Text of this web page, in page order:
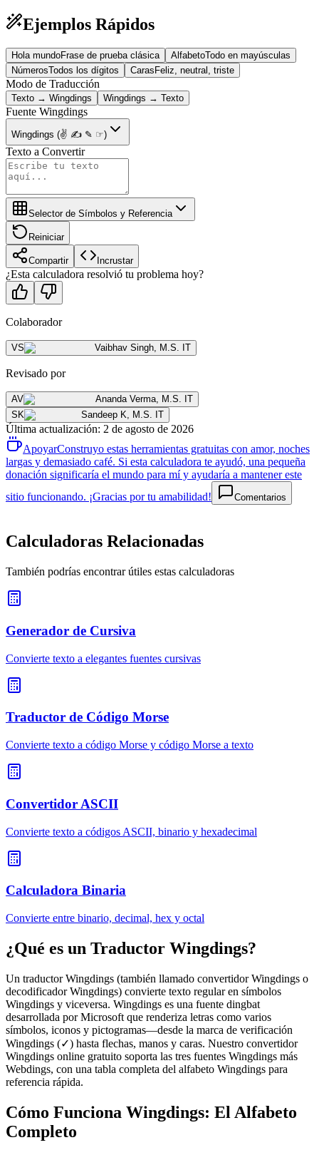
Ejemplos Rápidos
Hola mundoFrase de prueba clásica AlfabetoTodo en mayúsculas
NúmerosTodos los dígitos Caras Feliz, neutral, triste
Modo de Traducción
Texto → Wingdings Wingdings → Texto
Fuente Wingdings
Wingdings (✌ ✍ ✎ ☞)
Texto a Convertir
Selector de Símbolos y Referencia
Reiniciar
Compartir Incrustar
¿Esta calculadora resolvió tu problema hoy?
Colaborador
VS Vaibhav Singh, M.S. IT
Revisado por
AV Ananda Verma, M.S. IT
SK
Sandeep K, M.S. IT
Última actualización: 2 de agosto de 2026
ApoyarConstruyo estas herramientas gratuitas con amor, noches
largas y demasiado café. Si esta calculadora te ayudó, una pequeña
donación significaría el mundo para mí y ayudaría a mantener este
sitio funcionando. ¡Gracias por tu amabilidad!
Comentarios
Calculadoras Relacionadas
También podrías encontrar útiles estas calculadoras
Generador de Cursiva
Convierte texto a elegantes fuentes cursivas
Traductor de Código Morse
Convierte texto a código Morse y código Morse a texto
Convertidor ASCII
Convierte texto a códigos ASCII, binario y hexadecimal
Calculadora Binaria
Convierte entre binario, decimal, hex y octal
¿Qué es un Traductor Wingdings?
Un traductor Wingdings (también llamado convertidor Wingdings o
decodificador Wingdings) convierte texto regular en símbolos
Wingdings y viceversa. Wingdings es una fuente dingbat
desarrollada por Microsoft que renderiza letras como varios
símbolos, iconos y pictogramas—desde la marca de verificación
Wingdings (✓) hasta flechas, manos y caras. Nuestro convertidor
Wingdings online gratuito soporta las tres fuentes Wingdings más
Webdings, con una tabla completa del alfabeto Wingdings para
referencia rápida.
Cómo Funciona Wingdings: El Alfabeto
Completo